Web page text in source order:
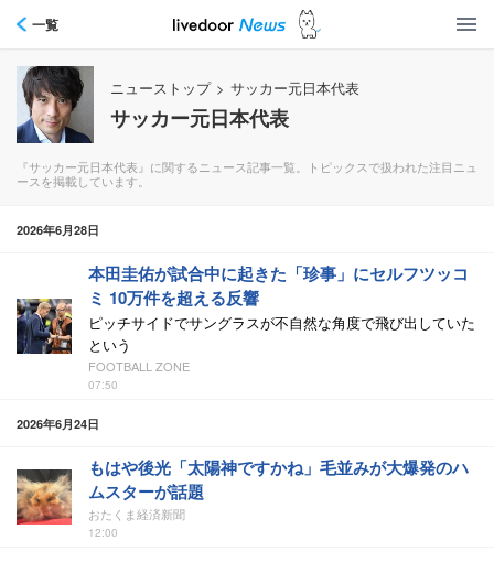
一覧
ニューストップ > サッカー元日本代表
サッカー元日本代表
『サッカー元日本代表』に関するニュース記事一覧。トピックスで扱われた注目ニュ
ースを掲載しています。
2026年6月28日
本田圭佑が試合中に起きた「珍事」にセルフツッコ
ミ 10万件を超える反響
ピッチサイドでサングラスが不自然な角度で飛び出していた
という
FOOTBALL ZONE
07:50
2026年6月24日
もはや後光「太陽神ですかね」毛並みが大爆発のハ
ムスターが話題
おたくま経済新聞
12:00